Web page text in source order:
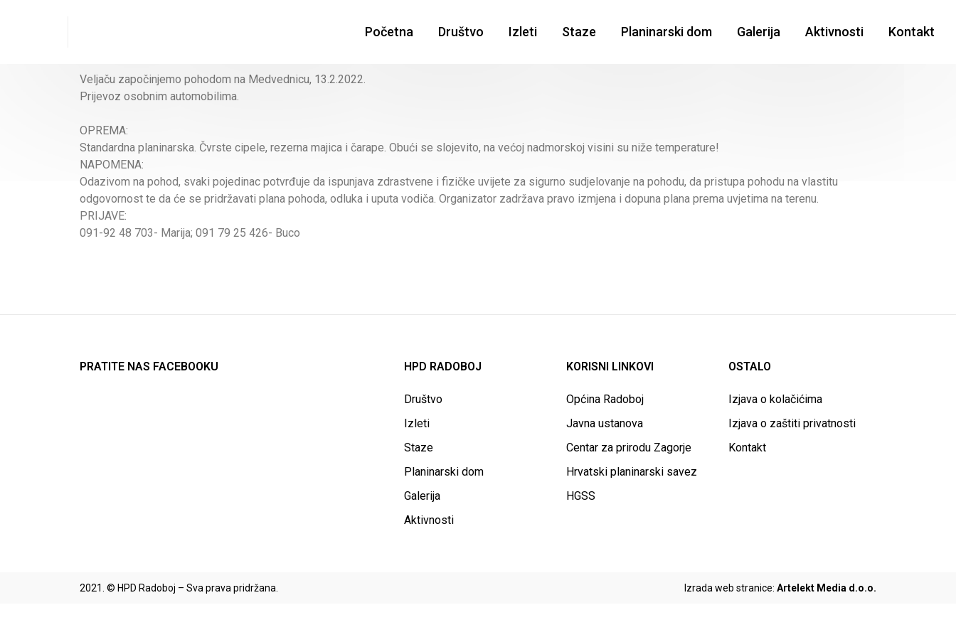
Početna Društvo Izleti Staze Planinarski dom Galerija Aktivnosti Kontakt
Veljaču započinjemo pohodom na Medvednicu, 13.2.2022.
Prijevoz osobnim automobilima.
OPREMA:
Standardna planinarska. Čvrste cipele, rezerna majica i čarape. Obući se slojevito, na većoj nadmorskoj visini su niže temperature!
NAPOMENA:
Odazivom na pohod, svaki pojedinac potvrđuje da ispunjava zdrastvene i fizičke uvijete za sigurno sudjelovanje na pohodu, da pristupa pohodu na vlastitu
odgovornost te da će se pridržavati plana pohoda, odluka i uputa vodiča. Organizator zadržava pravo izmjena i dopuna plana prema uvjetima na terenu.
PRIJAVE:
091-92 48 703- Marija; 091 79 25 426- Buco
PRATITE NAS FACEBOOKU HPD RADOBOJ
Društvo
Izleti
Staze
Planinarski dom
Galerija
Aktivnosti
KORISNI LINKOVI
Općina Radoboj
Javna ustanova
Centar za prirodu Zagorje
Hrvatski planinarski savez
HGSS
OSTALO
Izjava o kolačićima
Izjava o zaštiti privatnosti
Kontakt
2021. © HPD Radoboj – Sva prava pridržana. Izrada web stranice: Artelekt Media d.o.o.